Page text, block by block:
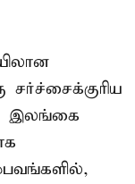
இலங்கை